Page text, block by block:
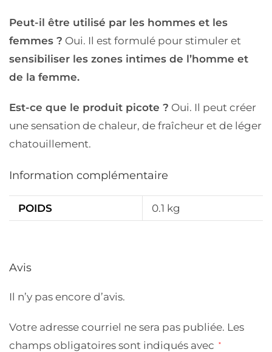
Peut-il être utilisé par les hommes et les
femmes ? Oui. Il est formulé pour stimuler et
sensibiliser les zones intimes de l’homme et
de la femme.
Est-ce que le produit picote ? Oui. Il peut créer
une sensation de chaleur, de fraîcheur et de léger
chatouillement.
Information complémentaire
POIDS 0.1 kg
Avis
Il n’y pas encore d’avis.
Votre adresse courriel ne sera pas publiée. Les
champs obligatoires sont indiqués avec
*